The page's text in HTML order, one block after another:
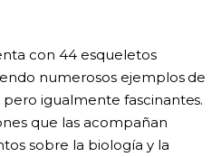
con 44 esqueletos
numerosos ejemplos de
igualmente fascinantes.
que las acompañan
sobre la biología y la